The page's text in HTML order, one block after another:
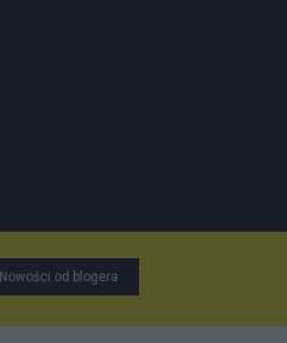
Nowości od blogera